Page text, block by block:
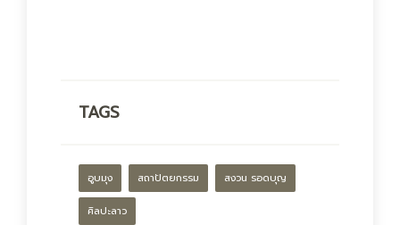
TAGS
อูบมุง สถาปัตยกรรม สงวน รอดบุญ
ศิลปะลาว